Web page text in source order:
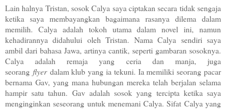
Lain halnya Tristan, sosok Calya saya ciptakan secara tidak sengaja
ketika saya membayangkan bagaimana rasanya dilema dalam
memilih. Calya adalah tokoh utama dalam novel ini, namun
kehadirannya didahului oleh Tristan. Nama Calya sendiri saya
ambil dari bahasa Jawa, artinya cantik, seperti gambaran sosoknya.
Calya adalah remaja yang ceria dan manja, juga
seorang flyerdalam klub yang ia tekuni. Ia memiliki seorang pacar
bernama Gav, yang mana hubungan mereka telah berjalan selama
hampir satu tahun. Gav adalah sosok yang tercipta ketika saya
menginginkan seseorang untuk menemani Calya. Sifat Calya yang